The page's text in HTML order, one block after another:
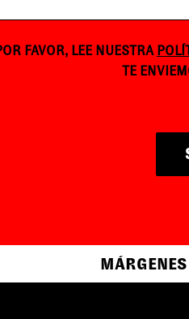
FAVOR, LEE NUESTRA
TE